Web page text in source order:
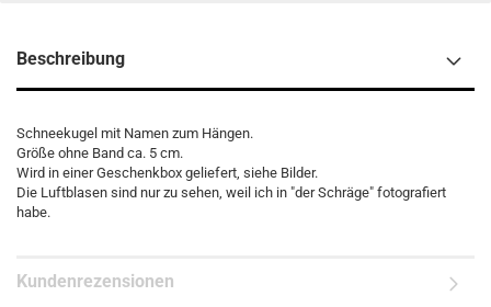
Beschreibung
Schneekugel mit Namen zum Hängen.
Größe ohne Band ca. 5 cm.
Wird in einer Geschenkbox geliefert, siehe Bilder.
Die Luftblasen sind nur zu sehen, weil ich in "der Schräge" fotografiert
habe.
Kundenrezensionen